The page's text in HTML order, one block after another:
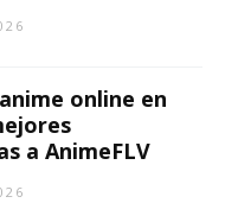
online en
a AnimeFLV